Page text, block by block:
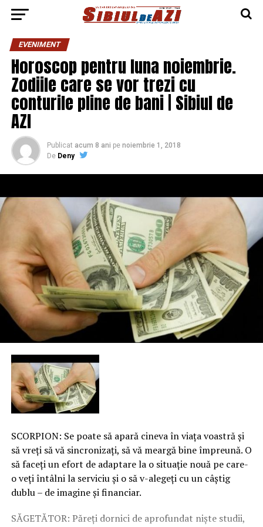
EVENIMENT
Horoscop pentru luna noiembrie.
Zodiile care se vor trezi cu
conturile pline de bani | Sibiul de
AZI
Publicat acum 8 ani pe noiembrie 1, 2018
De Deny
SCORPION: Se poate să apară cineva în viaţa voastră şi
să vreţi să vă sincronizaţi, să vă meargă bine împreună. O
să faceţi un efort de adaptare la o situaţie nouă pe care-
o veţi întâlni la serviciu şi o să v-alegeţi cu un câştig
dublu – de imagine şi financiar.
SĂGETĂTOR: Păreţi dornici de aprofundat nişte studii,